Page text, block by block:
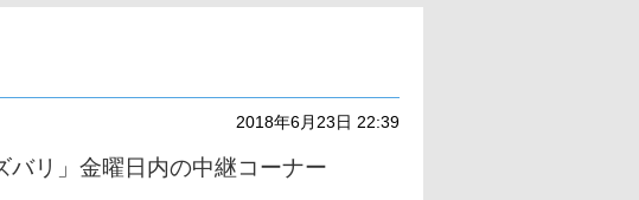
2018年6月23日 22:39
バリ」金曜日内の中継コーナー